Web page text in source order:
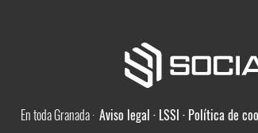
En toda Granada · Aviso legal · LSSI · Política de